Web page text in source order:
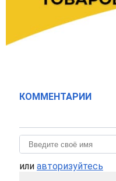
КОММЕНТАРИИ
или авторизуйтесь